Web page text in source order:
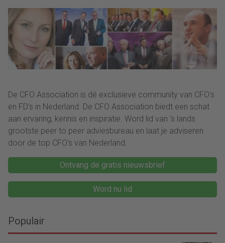
De CFO Association is dé exclusieve community van CFO's
en FD's in Nederland. De CFO Association biedt een schat
aan ervaring, kennis en inspiratie. Word lid van ‘s lands
grootste peer to peer adviesbureau en laat je adviseren
door de top CFO's van Nederland.
Ontvang de gratis nieuwsbrief
Word nu lid
Populair